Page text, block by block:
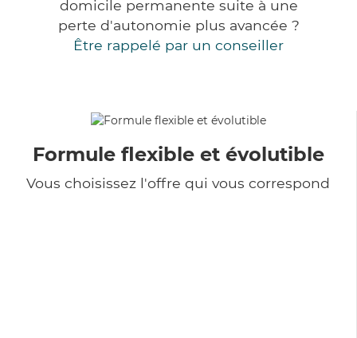
domicile permanente suite à une
perte d'autonomie plus avancée ?
Être rappelé par un conseiller
Formule flexible et évolutible
Vous choisissez l'offre qui vous correspond